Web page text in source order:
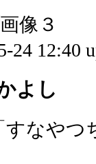
24 12:40
よし
なやつ